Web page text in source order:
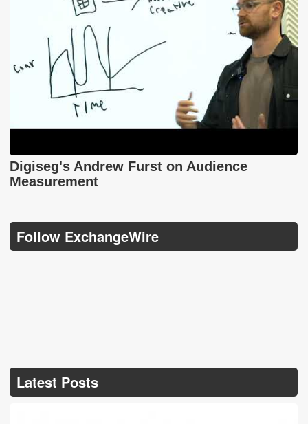
Digiseg's Andrew Furst on Audience
Measurement
Follow ExchangeWire
Latest Posts